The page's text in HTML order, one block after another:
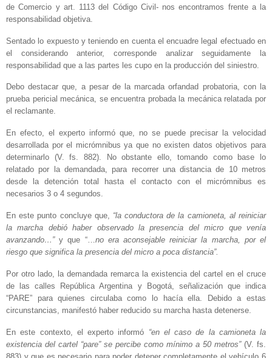
de Comercio y art. 1113 del Código Civil- nos encontramos frente a la
responsabilidad objetiva.
Sentado lo expuesto y teniendo en cuenta el encuadre legal efectuado en
el considerando anterior, corresponde analizar seguidamente la
responsabilidad que a las partes les cupo en la producción del siniestro.
Debo destacar que, a pesar de la marcada orfandad probatoria, con la
prueba pericial mecánica, se encuentra probada la mecánica relatada por
el reclamante.
En efecto, el experto informó que, no se puede precisar la velocidad
desarrollada por el micrómnibus ya que no existen datos objetivos para
determinarlo (V. fs. 882). No obstante ello, tomando como base lo
relatado por la demandada, para recorrer una distancia de 10 metros
desde la detención total hasta el contacto con el micrómnibus es
necesarios 3 o 4 segundos.
En este punto concluye que, “la conductora de la camioneta, al reiniciar
la marcha debió haber observado la presencia del micro que venía
avanzando…”y que “…no era aconsejable reiniciar la marcha, por el
riesgo que significa la presencia del micro a poca distancia”.
Por otro lado, la demandada remarca la existencia del cartel en el cruce
de las calles República Argentina y Bogotá, señalización que indica
“PARE” para quienes circulaba como lo hacía ella. Debido a estas
circunstancias, manifestó haber reducido su marcha hasta detenerse.
En este contexto, el experto informó “en el caso de la camioneta la
existencia del cartel “pare” se percibe como mínimo a 50 metros” (V. fs.